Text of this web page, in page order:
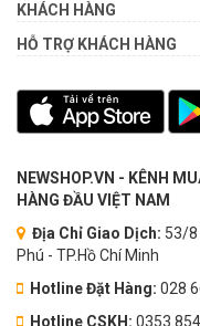
KHÁCH HÀNG
HỖ TRỢ KHÁCH HÀNG
NEWSHOP.VN - KÊNH
HÀNG ĐẦU VIỆT NAM
Địa Chỉ Giao Dịch: 53/8
Phú - TP.Hồ Chí Minh
Hotline Đặt Hàng: 028
Hotline CSKH: